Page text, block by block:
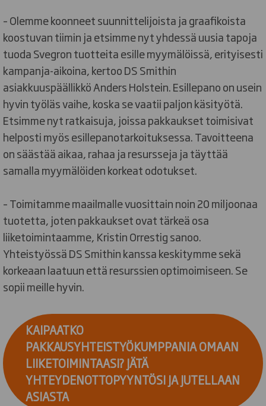
– Olemme koonneet suunnittelijoista ja graafikoista
koostuvan tiimin ja etsimme nyt yhdessä uusia tapoja
tuoda Svegron tuotteita esille myymälöissä, erityisesti
kampanja-aikoina, kertoo DS Smithin
asiakkuuspäällikkö Anders Holstein. Esillepano on usein
hyvin työläs vaihe, koska se vaatii paljon käsityötä.
Etsimme nyt ratkaisuja, joissa pakkaukset toimisivat
helposti myös esillepanotarkoituksessa. Tavoitteena
on säästää aikaa, rahaa ja resursseja ja täyttää
samalla myymälöiden korkeat odotukset.
– Toimitamme maailmalle vuosittain noin 20 miljoonaa
tuotetta, joten pakkaukset ovat tärkeä osa
liiketoimintaamme, Kristin Orrestig sanoo.
Yhteistyössä DS Smithin kanssa keskitymme sekä
korkeaan laatuun että resurssien optimoimiseen. Se
sopii meille hyvin.
KAIPAATKO
PAKKAUSYHTEISTYÖKUMPPANIA OMAAN
LIIKETOIMINTAASI? JÄTÄ
YHTEYDENOTTOPYYNTÖSI JA JUTELLAAN
ASIASTA